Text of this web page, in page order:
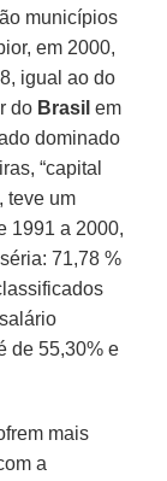
municípios
em 2000,
igual ao do
do Brasil em
dominado
“capital
, teve um
1991 a 2000,
71,78 %
de 55,30% e
mais
a